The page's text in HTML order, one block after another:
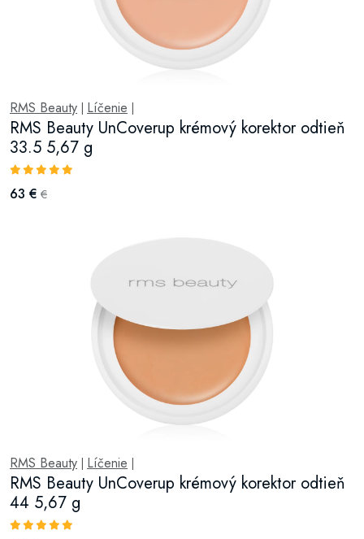
RMS Beauty Líčenie
RMS Beauty UnCoverup krémový korektor odtieň
33.5 5,67 g
63 € €
RMS Beauty Líčenie
RMS Beauty UnCoverup krémový korektor odtieň
44 5,67 g